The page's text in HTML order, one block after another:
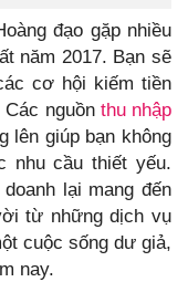
đạo gặp nhiều
năm 2017. Bạn sẽ
cơ hội kiếm tiền
nguồn thu nhập
lên giúp bạn không
nhu cầu thiết yếu.
lại mang đến
từ những dịch vụ
cuộc sống dư giả,
nay.